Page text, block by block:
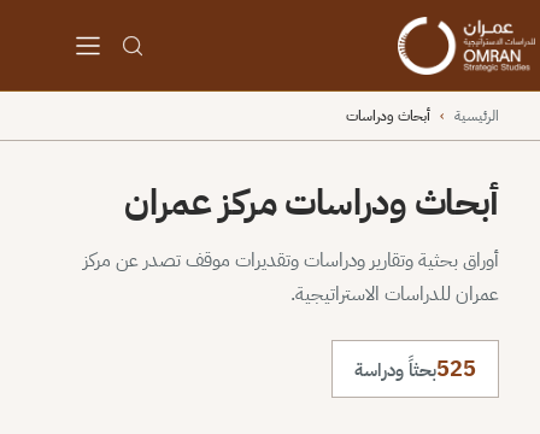
الرئيسية › أبحاث ودراسات
أبحاث ودراسات مركز عمران
أوراق بحثية وتقارير ودراسات وتقديرات موقف تصدر عن مركز
عمران للدراسات الاستراتيجية.
525بحثاً ودراسة